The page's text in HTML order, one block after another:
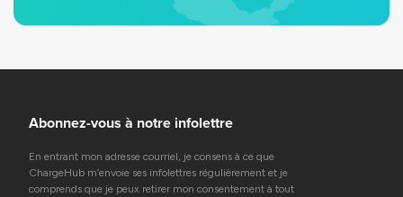
Abonnez-vous à notre infolettre
En entrant mon adresse courriel, je consens à ce que
ChargeHub m’envoie ses infolettres régulièrement et je
comprends que je peux retirer mon consentement à tout